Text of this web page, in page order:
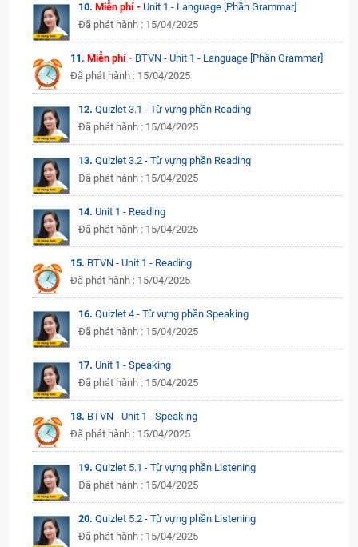
10. Miễn phí - Unit 1 - Language [Phần Grammar]
Đã phát hành : 15/04/2025
11.Miễn phí - BTVN - Unit 1 - Language [Phần Grammar]
Đã phát hành : 15/04/2025
12. Quizlet 3.1 - Từ vựng phần Reading
Đã phát hành : 15/04/2025
13. Quizlet 3.2 - Từ vựng phần Reading
Đã phát hành : 15/04/2025
14. Unit 1 - Reading
Đã phát hành : 15/04/2025
15. BTVN - Unit 1 - Reading
Đã phát hành : 15/04/2025
16. Quizlet 4 - Từ vựng phần Speaking
Đã phát hành : 15/04/2025
17. Unit 1 - Speaking
Đã phát hành : 15/04/2025
18. BTVN - Unit 1 - Speaking
Đã phát hành : 15/04/2025
19. Quizlet 5.1 - Từ vựng phần Listening
Đã phát hành : 15/04/2025
20. Quizlet 5.2 - Từ vựng phần Listening
Đã phát hành : 15/04/2025